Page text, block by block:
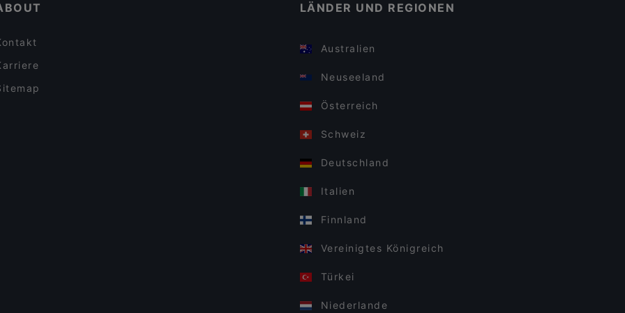
LÄNDER UND REGIONEN
Australien
Neuseeland
Österreich
Schweiz
Deutschland
Italien
Finnland
Vereinigtes Königreich
Türkei
Niederlande